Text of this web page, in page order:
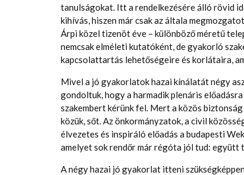
tanulságokat. Itt a rendelkezésére álló rövid
kihívás, hiszen már csak az általa
Árpi közel tizenöt éve – különböző méretű
nemcsak elméleti kutatóként, de gyakorló
kapcsolattartás lehetőségeire és korlátaira,
Mivel a jó gyakorlatok hazai kínálatát négy
gondoltuk, hogy a harmadik plenáris előadásra
szakembert kérünk fel. Mert a közös
közük, sőt. Az önkormányzatok, a civil
élvezetes és inspiráló előadás a budapesti
amelyet sok rendőr már régóta jól tud: együtt
A négy hazai jó gyakorlat itteni